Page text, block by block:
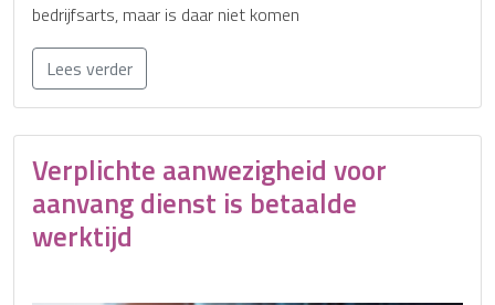
bedrijfsarts, maar is daar niet komen
Lees verder
Verplichte aanwezigheid voor
aanvang dienst is betaalde
werktijd